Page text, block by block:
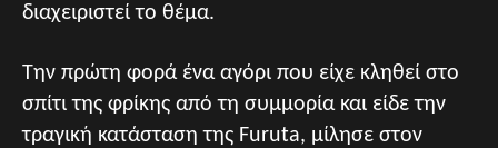
διαχειριστεί το θέμα.
Την πρώτη φορά ένα αγόρι που είχε κληθεί στο
σπίτι της φρίκης από τη συμμορία και είδε την
τραγική κατάσταση της Furuta, μίλησε στον